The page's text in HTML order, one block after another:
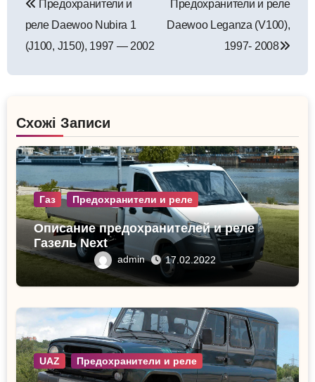
по
записям
Предохранители и
реле Daewoo Nubira 1
(J100, J150), 1997 — 2002
Предохранители и реле
Daewoo Leganza (V100),
1997- 2008
Схожі Записи
Газ Предохранители и реле
Описание предохранителей и реле
Газель Next
admin 17.02.2022
UAZ Предохранители и реле